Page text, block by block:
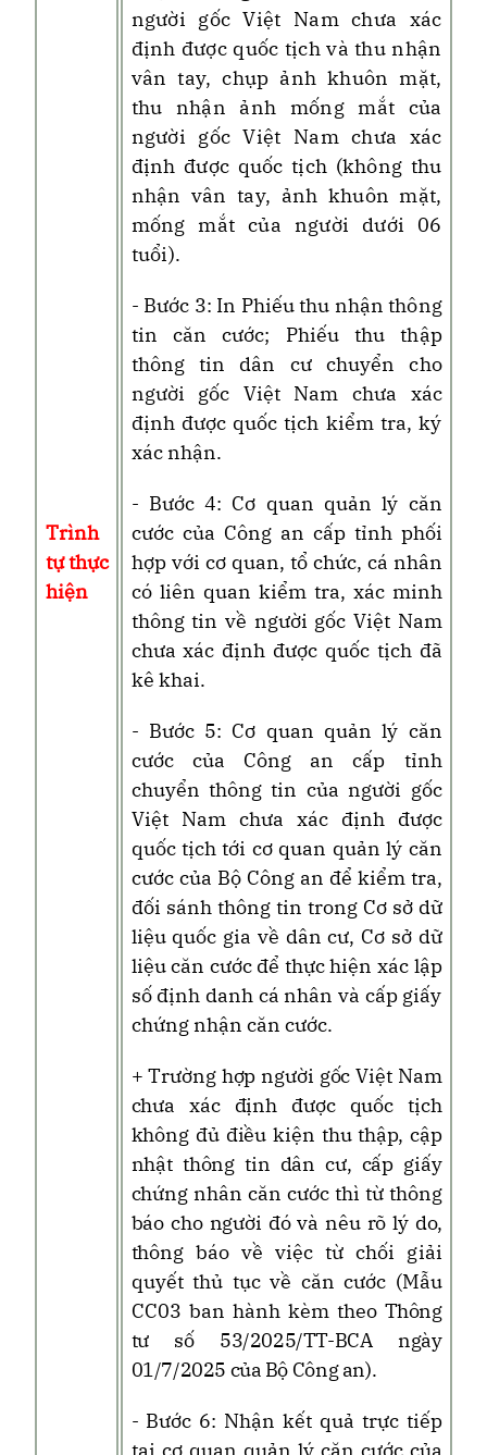
Trình
tự thực
hiện
người gốc Việt Nam chưa xác
định được quốc tịch và thu nhận
vân tay, chụp ảnh khuôn mặt,
thu nhận ảnh mống mắt của
người gốc Việt Nam chưa xác
định được quốc tịch (không thu
nhận vân tay, ảnh khuôn mặt,
mống mắt của người dưới 06
tuổi).
- Bước 3: In Phiếu thu nhận thông
tin căn cước; Phiếu thu thập
thông tin dân cư chuyển cho
người gốc Việt Nam chưa xác
định được quốc tịch kiểm tra, ký
xác nhận.
- Bước 4: Cơ quan quản lý căn
cước của Công an cấp tỉnhphối
hợp với cơ quan, tổ chức, cá nhân
có liên quan kiểm tra, xác minh
thông tin về người gốc Việt Nam
chưa xác định được quốc tịch đã
kê khai.
- Bước 5: Cơ quan quản lý căn
cước của Công an cấp tỉnh
chuyển thông tin của người gốc
Việt Nam chưa xác định được
quốc tịch tới cơ quan quản lý căn
cước của Bộ Công an để kiểm tra,
đối sánh thông tin trong Cơ sở dữ
liệu quốc gia về dân cư, Cơ sở dữ
liệu căn cước để thực hiện xác lập
số định danh cá nhân và cấp giấy
chứng nhận căn cước.
+ Trường hợp người gốc Việt Nam
chưa xác định được quốc tịch
không đủ điều kiện thu thập, cập
nhật thông tin dân cư, cấp giấy
chứng nhân căn cước thì từ thông
báo cho người đó và nêu rõ lý do,
thông báo về việc từ chối giải
quyết thủ tục về căn cước (Mẫu
CC03 ban hành kèm theo Thông
tư số 53/2025/TT-BCA ngày
01/7/2025 của Bộ Công an).
- Bước 6: Nhận kết quả trực tiếp
tại cơ quan quản lý căn cước của